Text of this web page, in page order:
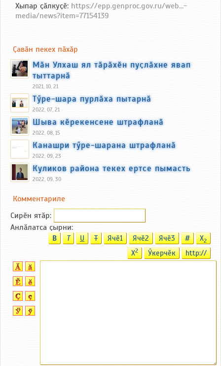
Хыпар ҫӑлкуҫӗ: https://epp.genproc.gov.ru/web...-
media/news?item=77154139
Ҫавӑн пекех пӑхӑр
Мӑн Улхаш ял тӑрӑхӗн пуҫлӑхне явап
тыттарнӑ
2021, 10, 21
Тӳре-шара пурлӑха пытарнӑ
2022, 07, 21
Шыва кӗрекенсене штрафланӑ
2022, 08, 15
Канашри тӳре-шарана штрафланӑ
2022, 09, 23
Куликов района текех ертсе пымасть
2022, 09, 30
Комментариле
Сирӗн ятӑp:
Анлӑлатса ҫырни:
B T U T Ячӗ1 Ячӗ2 Ячӗ3 # X2
X2 Ӳкерчӗк http://